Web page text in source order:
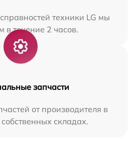
техники LG мы
в течение 2 часов.
запчасти
от производителя в
складах.